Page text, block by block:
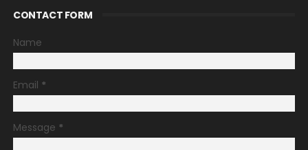
CONTACT FORM
Name
Email *
Message *